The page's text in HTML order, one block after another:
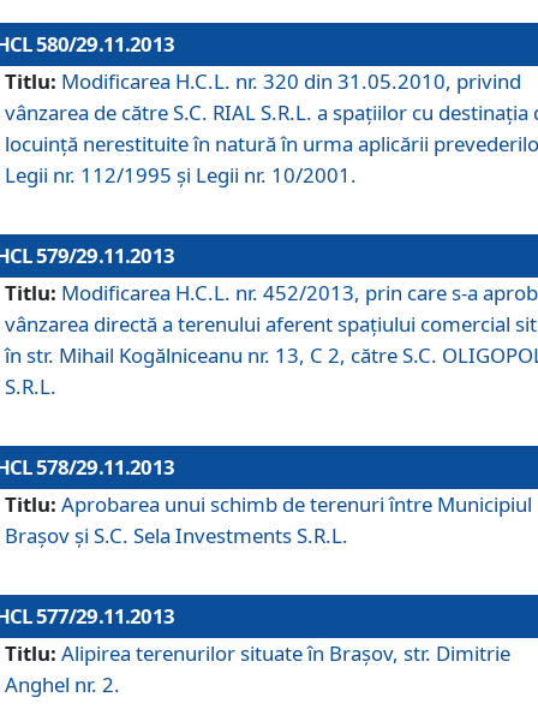
580/29.11.2013
Titlu: Modificarea H.C.L. nr. 320 din 31.05.2010, privind
vânzarea de către S.C. RIAL S.R.L. a spaţiilor cu destinaţia
locuinţă nerestituite în natură în urma aplicării
Legii nr. 112/1995 şi Legii nr. 10/2001.
579/29.11.2013
Titlu: Modificarea H.C.L. nr. 452/2013, prin care s-a
vânzarea directă a terenului aferent spaţiului comercial
în str. Mihail Kogălniceanu nr. 13, C 2, către S.C.
S.R.L.
578/29.11.2013
Titlu: Aprobarea unui schimb de terenuri între Municipiul
Braşov şi S.C. Sela Investments S.R.L.
577/29.11.2013
Titlu: Alipirea terenurilor situate în Braşov, str. Dimitrie
Anghel nr. 2.